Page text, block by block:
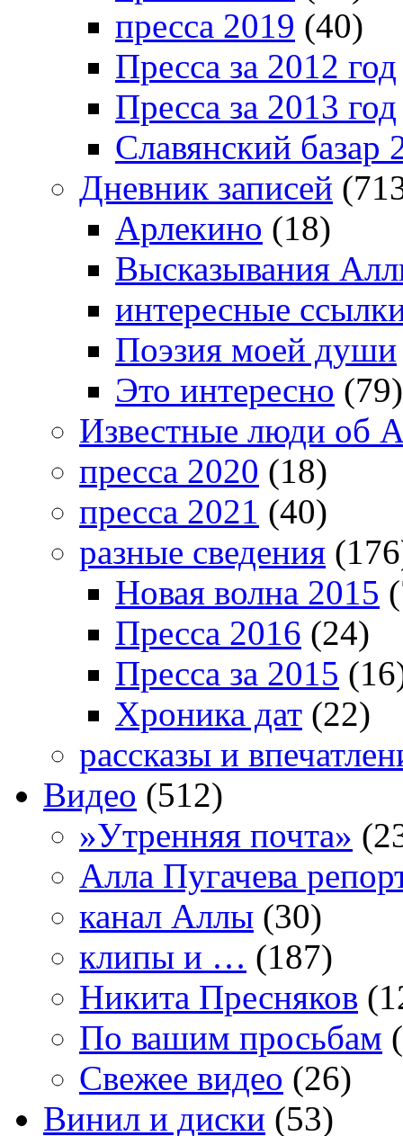
пресса 2019 (40)
Пресса за 2012 год
Пресса за 2013 год
Славянский базар
Дневник записей
Арлекино (18)
Высказывания
интересные
Поэзия моей души
Это интересно (79)
Известные люди об
пресса 2020 (18)
пресса 2021 (40)
разные сведения
Новая волна 2015
Пресса 2016 (24)
Пресса за 2015
Хроника дат (22)
рассказы и
Видео (512)
»Утренняя почта»
Алла Пугачева
канал Аллы (30)
клипы и … (187)
Никита Пресняков
По вашим просьбам
Свежее видео (26)
Винил и диски (53)